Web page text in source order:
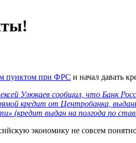
пунктом при ФРС и начал давать
Улюкаев сообщил, что Банк
кредит от Центробанка,
(кредит выдан на полгода по
экономику не совсем